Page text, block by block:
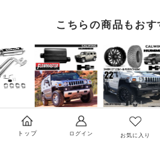
必須
こちらの商品もおす
トップ ログイン お気に入り